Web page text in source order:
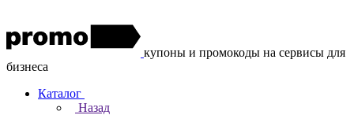
купоны и промокоды на сервисы для
бизнеса
Каталог
Назад